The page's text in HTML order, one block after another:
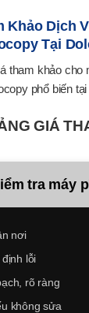
Khảo Dịch
Tại
tham khảo
phổ biến tại
GIÁ
tra máy
nơi
lỗi
rõ ràng
không sửa